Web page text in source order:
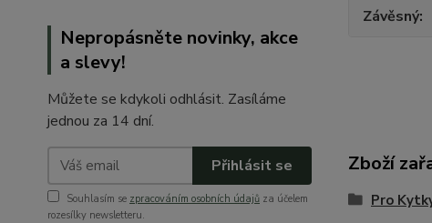
Nepropásněte novinky, akce
a slevy!
Můžete se kdykoli odhlásit. Zasíláme
jednou za 14 dní.
Přihlásit se
Souhlasím se zpracováním osobních údajů za účelem
rozesílky newsletteru.
Závěsný
Zboží
Pro